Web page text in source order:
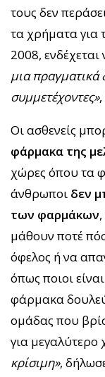
τους δεν
τα χρήματα για
2008,
μια πραγματικά
συμμετέχοντες»
Οι ασθενείς
φάρμακα της
χώρες όπου τα
άνθρωποι δεν
των φαρμάκων
μάθουν ποτέ
όφελος ή να
όπως ποιοι
φάρμακα
ομάδας που
για μεγαλύτερο
κρίσιμη»,